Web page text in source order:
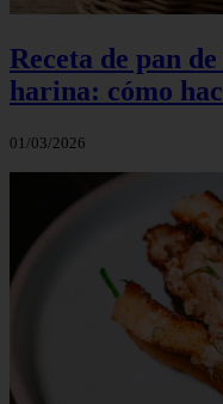
Receta de pan
harina: cómo
01/03/2026